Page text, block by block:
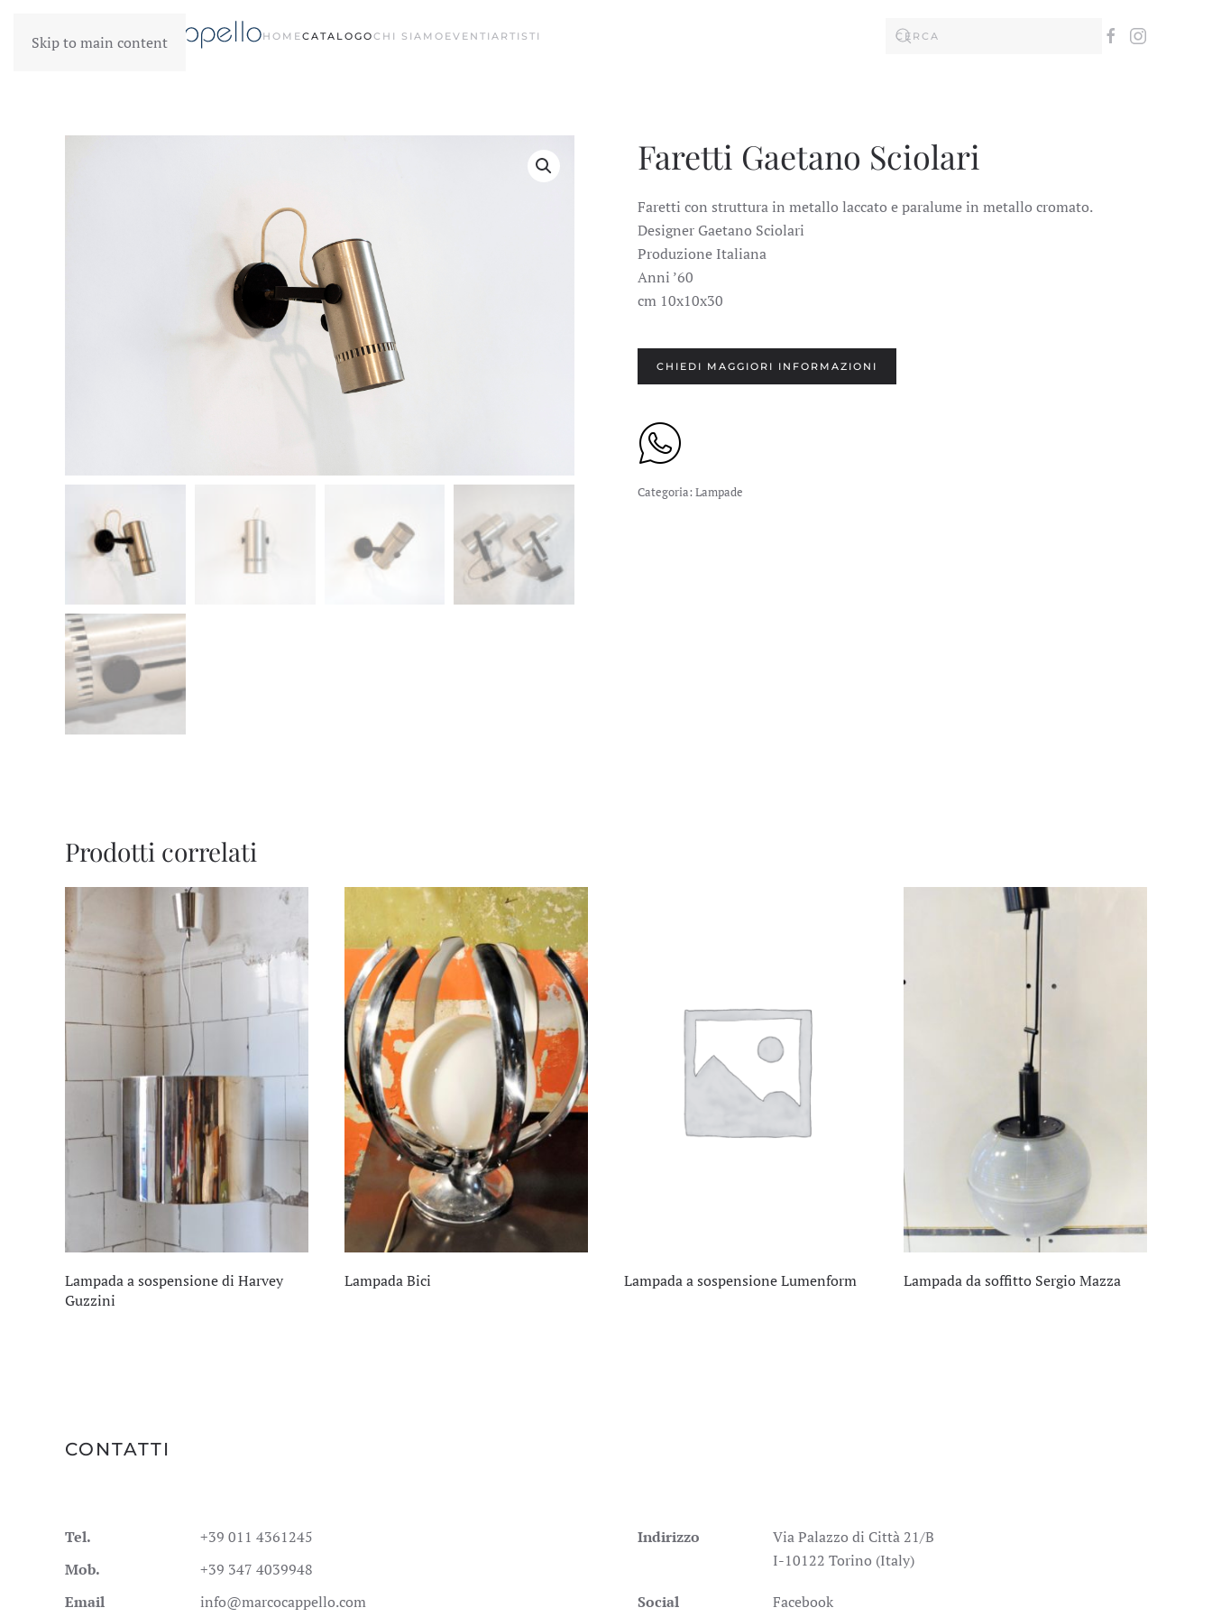
Skip to main content HOMECATALOGOCHI SIAMO EVENTI ARTISTI
Faretti Gaetano Sciolari
Faretti con struttura in metallo laccato e paralume in metallo cromato.
Designer Gaetano Sciolari
Produzione Italiana
Anni ’60
cm 10x10x30
CHIEDI MAGGIORI INFORMAZIONI
Categoria: Lampade
Prodotti correlati
Lampada a sospensione di Harvey
Guzzini
Lampada Bici Lampada a sospensione Lumenform Lampada da soffitto Sergio Mazza
CONTATTI
Tel.
+39 011 4361245
Mob.
+39 347 4039948
Email
info@marcocappello.com
Indirizzo
Via Palazzo di Città 21/B
I-10122 Torino (Italy)
Social
Facebook